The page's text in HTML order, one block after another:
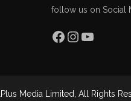
follow us on Social
Facebook
Instagram
YouTube
Media Limited, All Rights